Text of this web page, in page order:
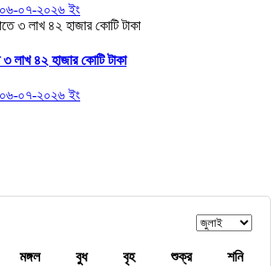
০৬-০৭-২০২৬ ইং
লাখ ৪২ হাজার কোটি টাকা
০৬-০৭-২০২৬ ইং
মঙ্গল বুধ বৃহ শুক্র শনি